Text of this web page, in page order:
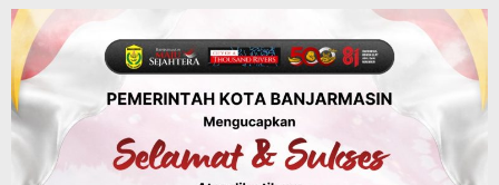
Panaskan Kembali Arena Panjat Tebing,
FPTI Banjarmasin Siapkan Sirkuit se-
Kalsel
Agustus 8, 2026
Sosial & Keagamaan